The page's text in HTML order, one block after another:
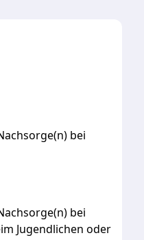
bei
bei
Jugendlichen oder